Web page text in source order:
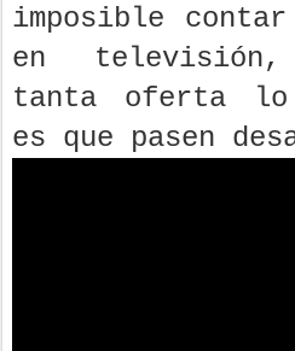
imposible
en
tanta oferta lo
es que pasen